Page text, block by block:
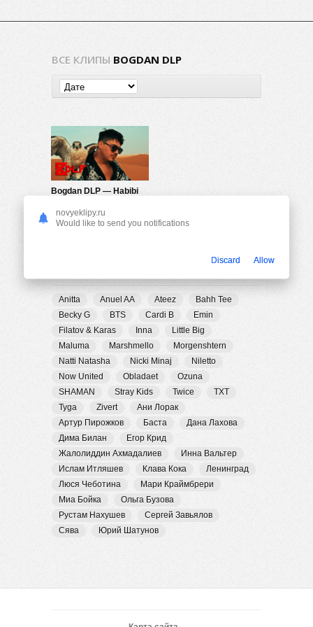
ВСЕ КЛИПЫ BOGDAN DLP
Bogdan DLP — Habibi
Anitta Anuel AA Ateez
Bahh Tee
Becky G
BTS Cardi B
Emin
Filatov & Karas
Inna
Little Big
Maluma
Marshmello
Morgenshtern
Natti Natasha
Nicki Minaj
Niletto
Now United
Obladaet
Ozuna
SHAMAN
Stray Kids Twice
TXT
Tyga
Zivert
Ани Лорак
Артур Пирожков
Баста
Дана Лахова
Дима Билан
Егор Крид
Жалолиддин Ахмадалиев
Инна Вальтер
Ислам Итляшев
Клава Кока
Ленинград
Люся Чеботина
Мари Краймбрери
Миа Бойка
Ольга Бузова
Рустам Нахушев
Сергей Завьялов
Сява
Юрий Шатунов
novyeklipy.ru
Would like to send you notifications
Discard Allow